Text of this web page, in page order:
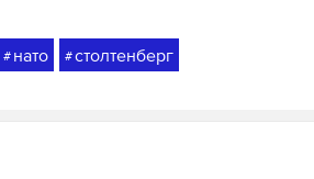
# нато #столтенберг